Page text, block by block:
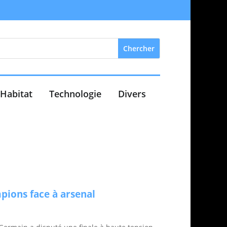
Habitat Technologie Divers
face à arsenal